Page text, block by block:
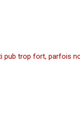
pub trop fort, parfois